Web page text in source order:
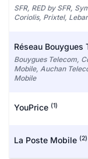
SFR, RED by SFR,
Coriolis, Prixtel,
Réseau Bouygues
Bouygues Telecom,
Mobile, Auchan
Mobile
YouPrice (1)
La Poste Mobile (2)